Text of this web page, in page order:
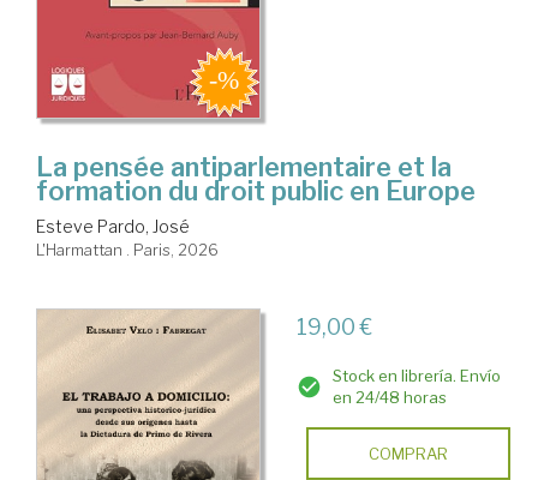
La pensée antiparlementaire et la
formation du droit public en Europe
Esteve Pardo, José
L'Harmattan . Paris, 2026
19,00 €
Stock en librería. Envío
en 24/48 horas
COMPRAR